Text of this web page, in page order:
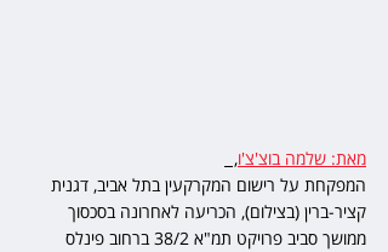
מאת: שלמה בוצ'צ'ו,
המפקחת על רישום המקרקעין בתל אביב, דגנית
קציר-ברין (בצילום), הכריעה לאחרונה בסכסוך
ממושך סביב פרויקט תמ"א 38/2 ברחוב פינלס